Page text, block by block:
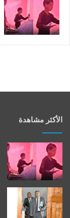
الأكثر مشاهدة